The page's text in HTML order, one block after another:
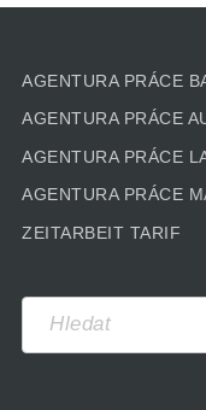
AGENTURA PRÁCE
AGENTURA PRÁCE
AGENTURA PRÁCE
AGENTURA PRÁCE
ZEITARBEIT TARIF